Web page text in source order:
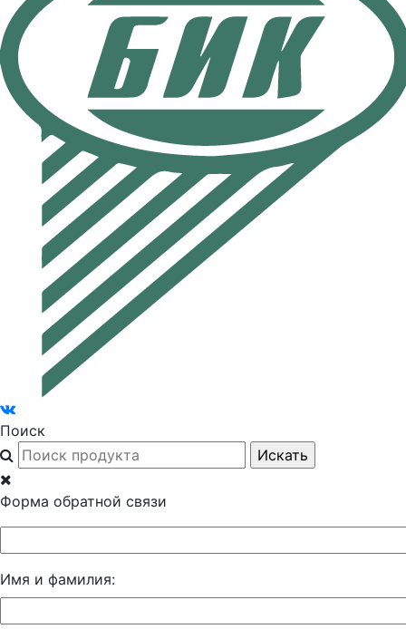
Поиск
Форма обратной связи
Имя и фамилия: